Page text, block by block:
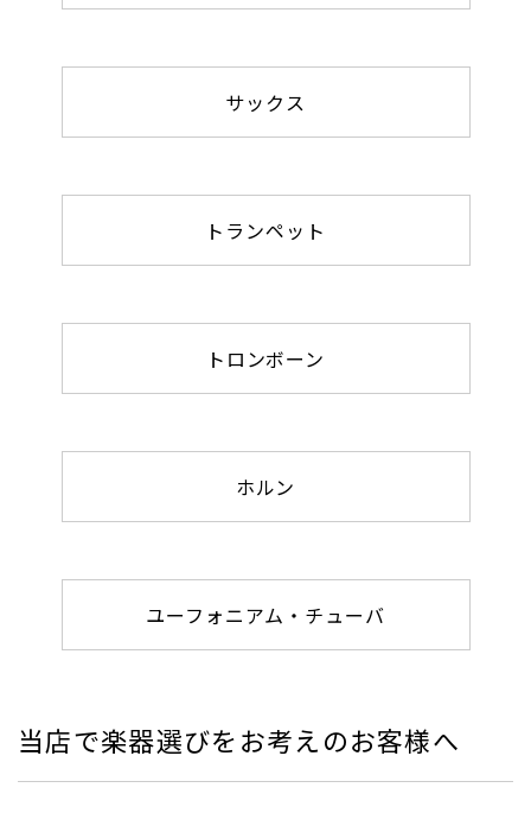
サックス
トランペット
トロンボーン
ホルン
ユーフォニアム・チューバ
当店で楽器選びをお考えのお客様へ